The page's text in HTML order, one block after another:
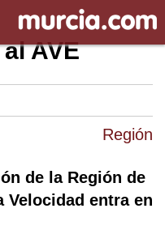
Región
AVE
de la Región de
Velocidad entra en